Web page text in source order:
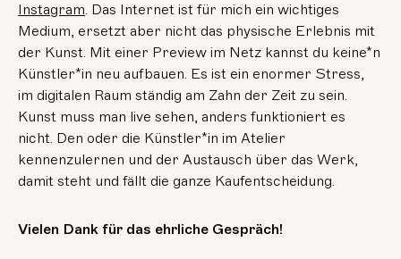
Instagram. Das Internet ist für mich ein wichtiges
Medium, ersetzt aber nicht das physische Erlebnis mit
der Kunst. Mit einer Preview im Netz kannst du keine*n
Künstler*in neu aufbauen. Es ist ein enormer Stress,
im digitalen Raum ständig am Zahn der Zeit zu sein.
Kunst muss man live sehen, anders funktioniert es
nicht. Den oder die Künstler*in im Atelier
kennenzulernen und der Austausch über das Werk,
damit steht und fällt die ganze Kaufentscheidung.
Vielen Dank für das ehrliche Gespräch!